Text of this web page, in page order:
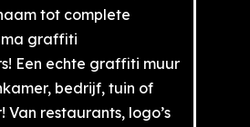
tot complete
graffiti
Een echte graffiti muur
bedrijf, tuin of
Van restaurants, logo’s